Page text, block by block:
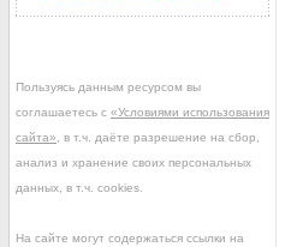
Пользуясь данным ресурсом вы
соглашаетесь с «Условиями использования
сайта» , в т.ч. даёте разрешение на сбор,
анализ и хранение своих персональных
данных, в т.ч. cookies.
На сайте могут содержаться ссылки на